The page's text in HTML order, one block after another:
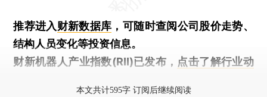
推荐进入财新数据库 ，可随时查阅公司股价走势、
结构人员变化等投资信息。
财新机器人产业指数(RII)已发布， 点击了解行业动
本文共计595字 订阅后继续阅读